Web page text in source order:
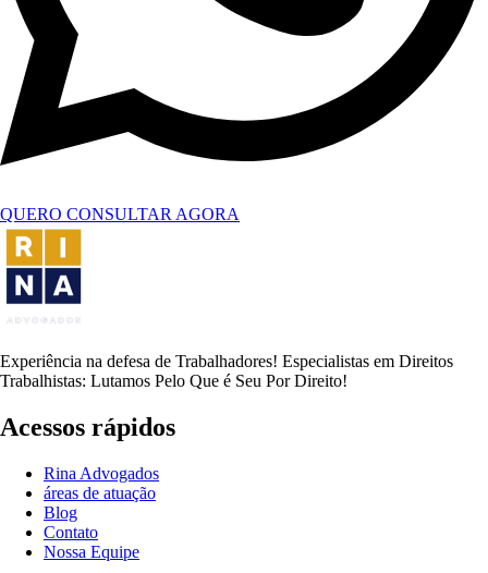
QUERO CONSULTAR AGORA
Experiência na defesa de Trabalhadores! Especialistas em Direitos
Trabalhistas: Lutamos Pelo Que é Seu Por Direito!
Acessos rápidos
Rina Advogados
áreas de atuação
Blog
Contato
Nossa Equipe